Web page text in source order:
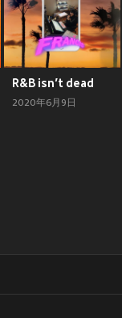
R&B isn’t dead
2020年6月9日